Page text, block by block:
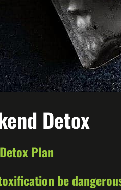
Detox
Plan
be